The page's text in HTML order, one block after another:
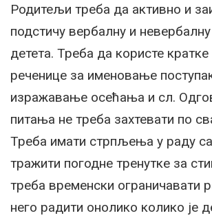
Родитељи треба да активно и
подстичу вербалну и
детета. Треба да користе кратке
реченице за именовање
изражавање осећања и сл.
питања не треба захтевати по
Треба имати стрпљења у раду
тражити погодне тренутке за
треба временски ограничавати
него радити онолико колико је